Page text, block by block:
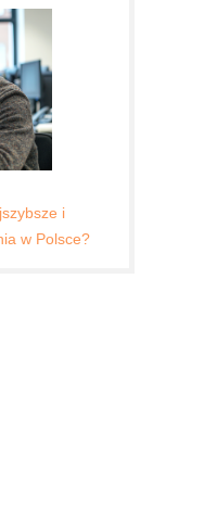
i
w Polsce?